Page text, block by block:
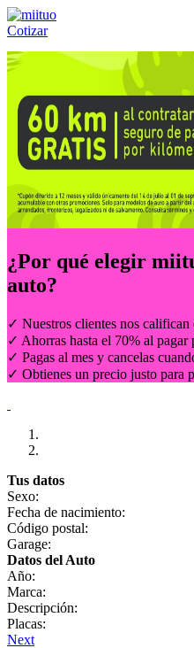
Cotizar
Llámanos al:(55) 84-21-05-00 ó
¿Por qué elegir
auto?
✓ Nuestros clientes nos califican
✓ Ahorras hasta el 70% al pagar
✓ Pagas al mes y cancelas
✓ Obtienes un precio justo para
Tus datos
Sexo:
Fecha de nacimiento:
Código postal:
Garage:
Datos del Auto
Año:
Marca:
Descripción:
Placas:
Next